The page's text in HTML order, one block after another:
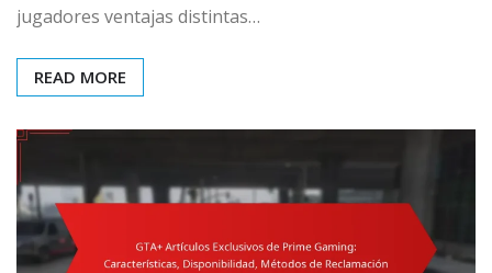
jugadores ventajas distintas…
READ MORE